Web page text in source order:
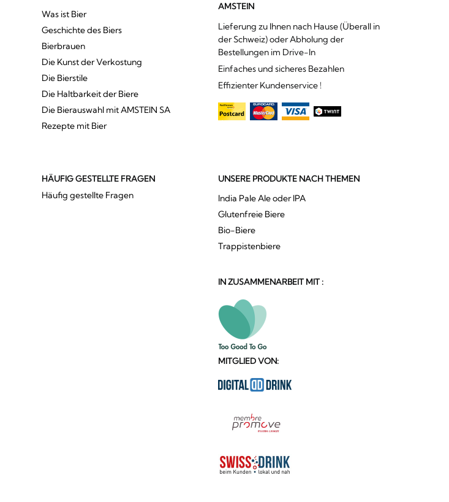
Was ist Bier
Geschichte des Biers
Bierbrauen
Die Kunst der Verkostung
Die Bierstile
Die Haltbarkeit der Biere
Die Bierauswahl mit AMSTEIN SA
Rezepte mit Bier
AMSTEIN
Lieferung zu Ihnen nach Hause (Überall in
der Schweiz) oder Abholung der
Bestellungen im Drive-In
Einfaches und sicheres Bezahlen
Effizienter Kundenservice !
HÄUFIG GESTELLTE FRAGEN
Häufig gestellte Fragen
UNSERE PRODUKTE NACH THEMEN
India Pale Ale oder IPA
Glutenfreie Biere
Bio-Biere
Trappistenbiere
IN ZUSAMMENARBEIT MIT :
MITGLIED VON: